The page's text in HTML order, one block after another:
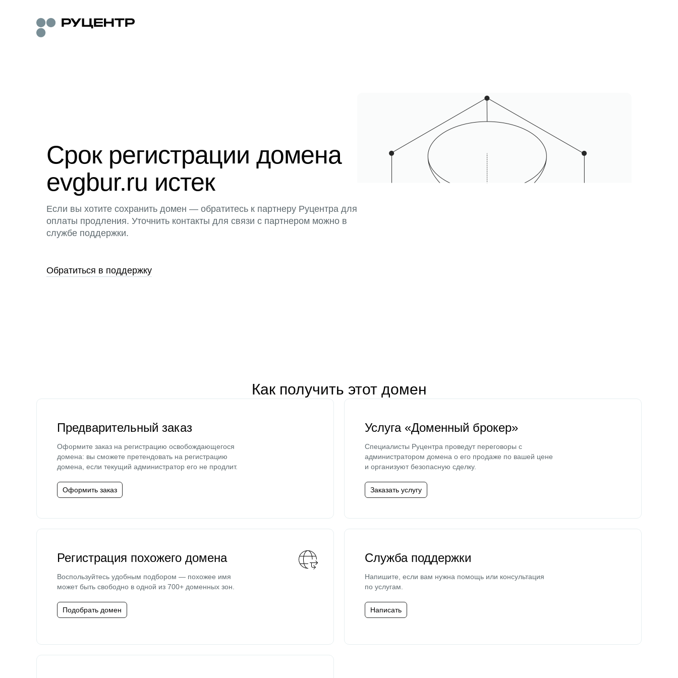
Срок регистрации домена
evgbur.ru истек
Если вы хотите сохранить домен — обратитесь к партнеру Руцентра для
оплаты продления. Уточнить контакты для связи с партнером можно в
службе поддержки.
Обратиться в поддержку
Как получить этот домен
Предварительный заказ
Оформите заказ на регистрацию освобождающегося
домена: вы сможете претендовать на регистрацию
домена, если текущий администратор его не продлит.
Оформить заказ
Услуга «Доменный брокер»
Специалисты Руцентра проведут переговоры с
администратором домена о его продаже по вашей цене
и организуют безопасную сделку.
Заказать услугу
Регистрация похожего домена
Воспользуйтесь удобным подбором — похожее имя
может быть свободно в одной из 700+ доменных зон.
Подобрать домен
Служба поддержки
Напишите, если вам нужна помощь или консультация
по услугам.
Написать